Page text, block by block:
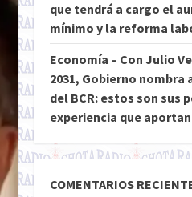
que tendrá a cargo el
mínimo y la reforma
Economía – Con Julio
2031, Gobierno
del BCR: estos son sus
experiencia que aportan
COMENTARIOS